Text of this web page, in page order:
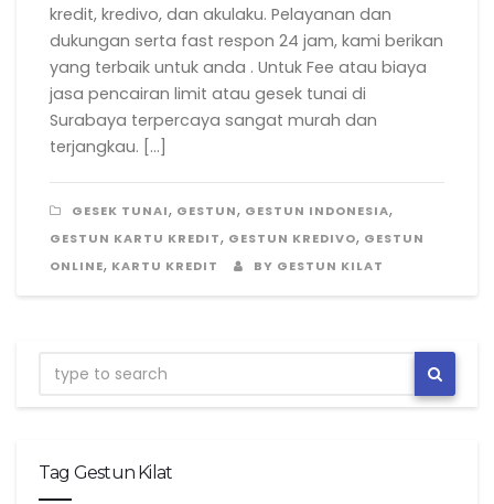
kredit, kredivo, dan akulaku. Pelayanan dan
dukungan serta fast respon 24 jam, kami berikan
yang terbaik untuk anda . Untuk Fee atau biaya
jasa pencairan limit atau gesek tunai di
Surabaya terpercaya sangat murah dan
terjangkau. […]
GESEK TUNAI, GESTUN, GESTUN INDONESIA,
GESTUN KARTU KREDIT, GESTUN KREDIVO, GESTUN
ONLINE, KARTU KREDIT BY GESTUN KILAT
Tag Gestun Kilat